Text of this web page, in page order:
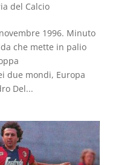
del Calcio
1996. Minuto
che mette in palio
due mondi, Europa
Del...